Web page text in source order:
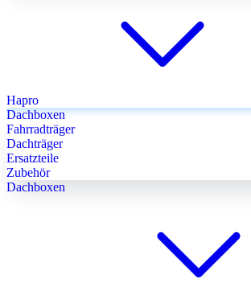
Hapro
Dachboxen
Fahrradträger
Dachträger
Ersatzteile
Zubehör
Dachboxen